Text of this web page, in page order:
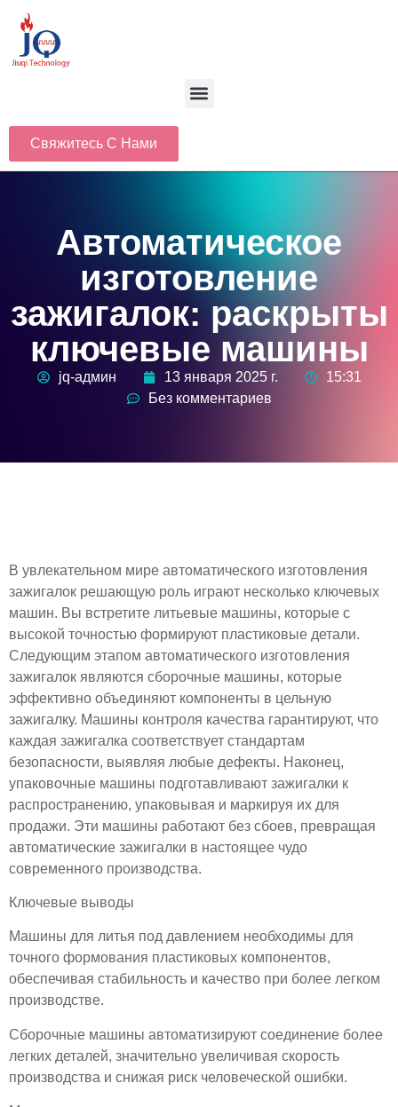
Свяжитесь С Нами
Автоматическое
изготовление
зажигалок: раскрыты
ключевые машины
jq-админ 13 января 2025 г.
15:31
Без комментариев
В увлекательном мире автоматического изготовления
зажигалок решающую роль играют несколько ключевых
машин. Вы встретите литьевые машины, которые с
высокой точностью формируют пластиковые детали.
Следующим этапом автоматического изготовления
зажигалок являются сборочные машины, которые
эффективно объединяют компоненты в цельную
зажигалку. Машины контроля качества гарантируют, что
каждая зажигалка соответствует стандартам
безопасности, выявляя любые дефекты. Наконец,
упаковочные машины подготавливают зажигалки к
распространению, упаковывая и маркируя их для
продажи. Эти машины работают без сбоев, превращая
автоматические зажигалки в настоящее чудо
современного производства.
Ключевые выводы
Машины для литья под давлением необходимы для
точного формования пластиковых компонентов,
обеспечивая стабильность и качество при более легком
производстве.
Сборочные машины автоматизируют соединение более
легких деталей, значительно увеличивая скорость
производства и снижая риск человеческой ошибки.